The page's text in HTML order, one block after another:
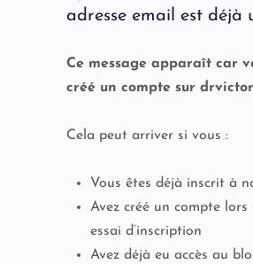
adresse email est déjà
Ce message apparaît car
créé un compte sur
Cela peut arriver si vous :
Vous êtes déjà inscrit à
Avez créé un compte lors
essai d’inscription
Avez déjà eu accès au